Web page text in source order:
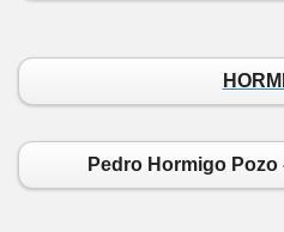
Pedro Hormigo